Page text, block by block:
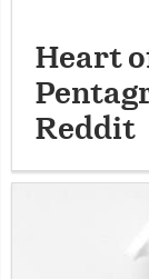
Heart
Reddit